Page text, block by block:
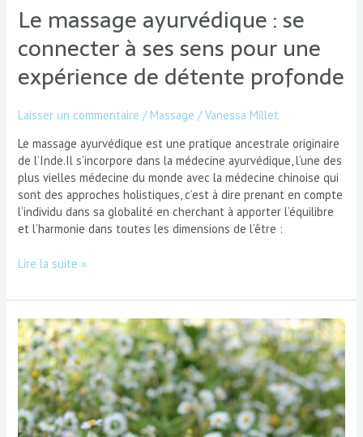
Le massage ayurvédique : se
connecter à ses sens pour une
expérience de détente profonde
Laisser un commentaire / Massage /Vanessa Millet
Le massage ayurvédique est une pratique ancestrale originaire
de l’Inde.Il s’incorpore dans la médecine ayurvédique, l’une des
plus vielles médecine du monde avec la médecine chinoise qui
sont des approches holistiques, c’est à dire prenant en compte
l’individu dans sa globalité en cherchant à apporter l’équilibre
et l’harmonie dans toutes les dimensions de l’être :
profonde
Lire la suite »
Se
préparer
au
sommeil
et
aux
rêves